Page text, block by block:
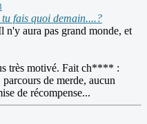
tu fais quoi demain....?
n'y aura pas grand monde, et
très motivé. Fait ch**** :
de merde, aucun
de récompense...